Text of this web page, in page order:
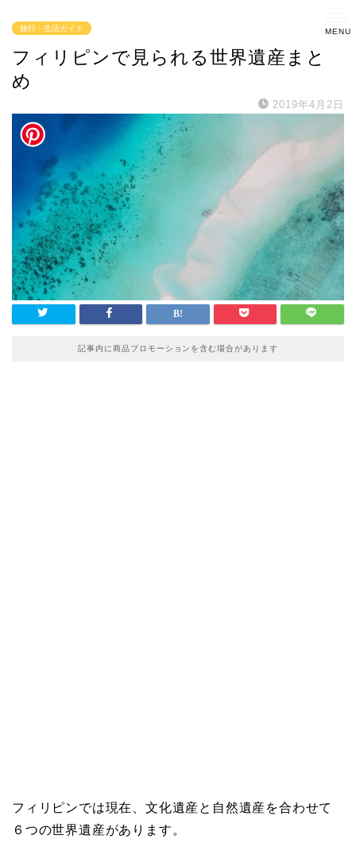
旅行・生活ガイド
フィリピンで見られる世界遺産まと
め
2019年4月2日
記事内に商品プロモーションを含む場合があります
フィリピンでは現在、文化遺産と自然遺産を合わせて
６つの世界遺産があります。